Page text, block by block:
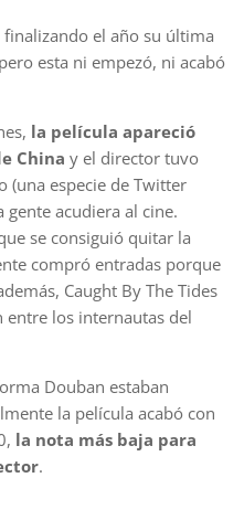
finalizando el año su última
esta ni empezó, ni acabó
la película apareció
China y el director tuvo
(una especie de Twitter
acudiera al cine.
se consiguió quitar la
compró entradas porque
Caught By The Tides
los internautas del
Douban estaban
la película acabó con
la nota más baja para
.